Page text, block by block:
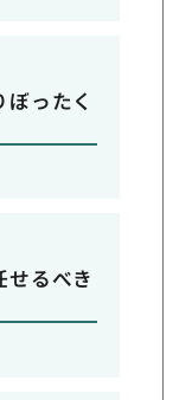
ったく
るべき